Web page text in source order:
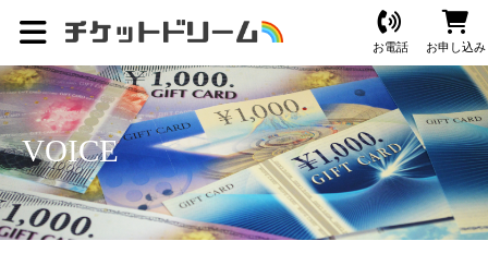
お申し込み
お電話
VOICE